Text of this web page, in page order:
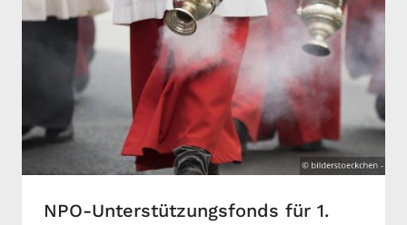
NPO-Unterstützungsfonds für 1.